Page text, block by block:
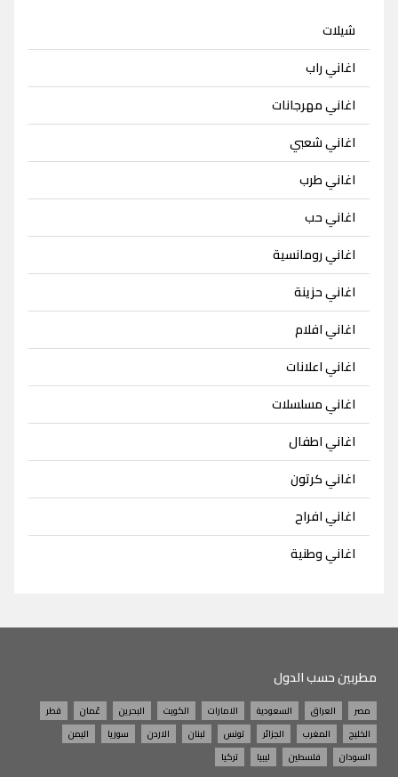
شيلات
اغاني راب
اغاني مهرجانات
اغاني شعبي
اغاني طرب
اغاني حب
اغاني رومانسية
اغاني حزينة
اغاني افلام
اغاني اعلانات
اغاني مسلسلات
اغاني اطفال
اغاني كرتون
اغاني افراح
اغاني وطنية
مطربين حسب الدول
مصر العراق السعودية الامارات الكويت البحرين عُمان
قطر
الخليج
المغرب الجزائر تونس لبنان الاردن سوريا
اليمن
السودان
فلسطين ليبيا تركيا